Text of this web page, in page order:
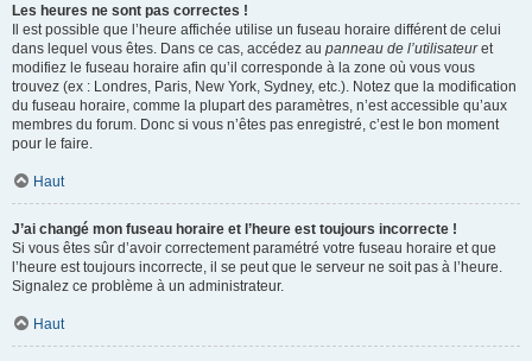
Les heures ne sont pas correctes !
Il est possible que l’heure affichée utilise un fuseau horaire différent de celui
dans lequel vous êtes. Dans ce cas, accédez au panneau de l’utilisateuret
modifiez le fuseau horaire afin qu’il corresponde à la zone où vous vous
trouvez (ex : Londres, Paris, New York, Sydney, etc.). Notez que la modification
du fuseau horaire, comme la plupart des paramètres, n’est accessible qu’aux
membres du forum. Donc si vous n’êtes pas enregistré, c’est le bon moment
pour le faire.
Haut
J’ai changé mon fuseau horaire et l’heure est toujours incorrecte !
Si vous êtes sûr d’avoir correctement paramétré votre fuseau horaire et que
l’heure est toujours incorrecte, il se peut que le serveur ne soit pas à l’heure.
Signalez ce problème à un administrateur.
Haut